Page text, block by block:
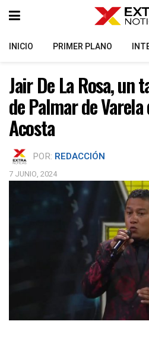
INICIO PRIMER PLANO
Jair De La Rosa, un
de Palmar de
Acosta
POR: REDACCIÓN
7 JUNIO, 2024